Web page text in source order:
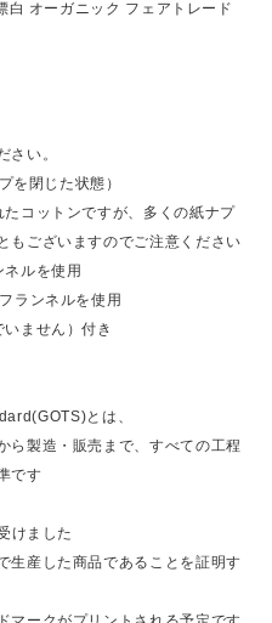
白 オーガニック フェアトレード
さい。
を閉じた状態）
コットンですが、多くの紙ナプ
もございますのでご注意ください
ルを使用
ランネルを使用
ません）付き
とは、
ら製造・販売まで、すべての工程
です
けました
生産した商品であることを証明す